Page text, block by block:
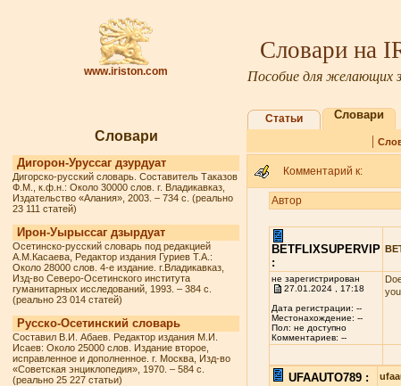
www.iriston.com
Словари на
Пособие для желающих
Словари
Дигорон-Уруссаг дзурдуат
Дигорско-русский словарь. Составитель Таказов
Ф.М., к.ф.н.: Около 30000 слов. г. Владикавказ,
Издательство «Алания», 2003. – 734 с. (реально
23 111 статей)
Ирон-Уырыссаг дзырдуат
Осетинско-русский словарь под редакцией
А.М.Касаева, Редактор издания Гуриев Т.А.:
Около 28000 слов. 4-е издание. г.Владикавказ,
Изд-во Северо-Осетинского института
гуманитарных исследований, 1993. – 384 с.
(реально 23 014 статей)
Русско-Осетинский словарь
Составил В.И. Абаев. Редактор издания М.И.
Исаев: Около 25000 слов. Издание второе,
исправленное и дополненное. г. Москва, Изд-во
«Советская энциклопедия», 1970. – 584 с.
(реально 25 227 статьи)
Статьи Словари
|
Комментарий к:
Автор
BETFLIXSUPERVIP
:
не зарегистрирован
27.01.2024 , 17:18
Дата регистрации: --
Местонахождение: --
Пол: не доступно
Комментариев: --
UFAAUTO789 :